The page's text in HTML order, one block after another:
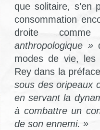
que solitaire, s’en
consommation
droite
anthropologique »
modes de vie, les
Rey dans la
sous des oripeaux
en servant la
à combattre un
de son ennemi. »